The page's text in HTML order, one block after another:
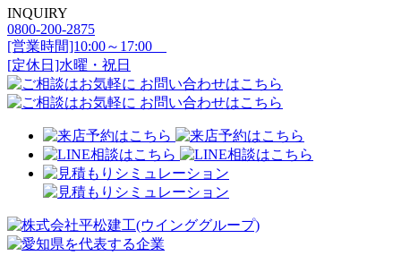
INQUIRY
0800-200-2875
[営業時間]10:00～17:00
[定休日]水曜・祝日